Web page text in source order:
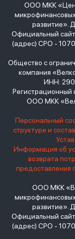
ООО МКК
развитие».
Официальный
(адрес) СРО -
Общество с
компания
ИНН:
Регистрационный
ООО МКК
Персональный
структуре и
Информация об
возврата
предоставления
ООО МКК
развитие».
Официальный
(адрес) СРО -